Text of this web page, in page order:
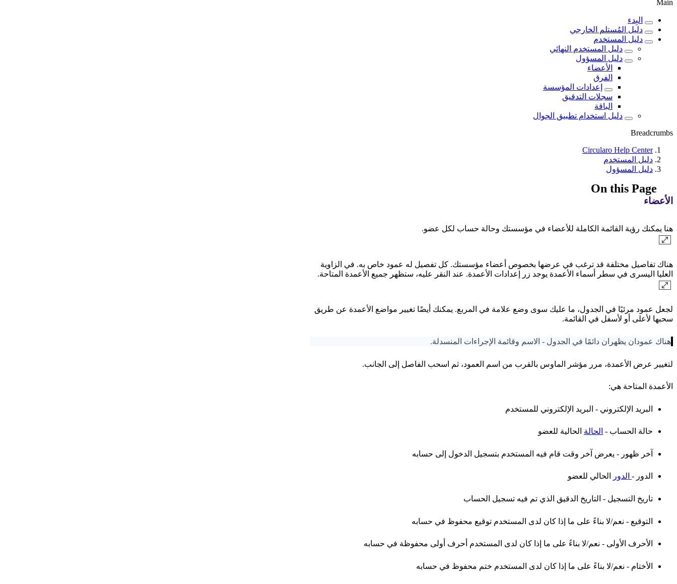
Main
البِدء
دليل المُستلم الخارجي
دليل المستخدم
دليل المستخدم النهائي
دليل المسؤول
الأعضاء
الفرق
إعدادات المؤسسة
سجلات التدقيق
الباقة
دليل استخدام تطبيق الجوال
Breadcrumbs
Circularo Help Center
دليل المستخدم
دليل المسؤول
On this Page
الأعضاء
هنا يمكنك رؤية القائمة الكاملة للأعضاء في مؤسستك وحالة حساب لكل عضو.
هناك تفاصيل مختلفة قد ترغب في عرضها بخصوص أعضاء مؤسستك. كل تفصيل له عمود خاص به. في الزاوية
العليا اليسرى في سطر أسماء الأعمدة يوجد زر إعدادات الأعمدة. عند النقر عليه، ستظهر جميع الأعمدة المتاحة.
لجعل عمود مرئيًا في الجدول، ما عليك سوى وضع علامة في المربع. يمكنك أيضًا تغيير مواضع الأعمدة عن طريق
سحبها لأعلى أو لأسفل في القائمة.
هناك عمودان يظهران دائمًا في الجدول - الاسم وقائمة الإجراءات المنسدلة.
لتغيير عرض الأعمدة، مرر مؤشر الماوس بالقرب من اسم العمود، ثم اسحب الفاصل إلى الجانب.
الأعمدة المتاحة هي:
البريد الإلكتروني - البريد الإلكتروني للمستخدم
حالة الحساب - الحالة الحالية للعضو
آخر ظهور - يعرض آخر وقت قام فيه المستخدم بتسجيل الدخول إلى حسابه
الدور - الدور الحالي للعضو
تاريخ التسجيل - التاريخ الدقيق الذي تم فيه تسجيل الحساب
التوقيع - نعم/لا بناءً على ما إذا كان لدى المستخدم توقيع محفوظ في حسابه
الأحرف الأولى - نعم/لا بناءً على ما إذا كان لدى المستخدم أحرف أولى محفوظة في حسابه
الأختام - نعم/لا بناءً على ما إذا كان لدى المستخدم ختم محفوظ في حسابه